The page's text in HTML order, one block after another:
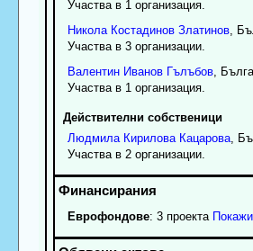
Участва в 1 организация.
Никола Костадинов Златинов,
Участва в 3 организации.
Валентин Иванов Гълъбов,
Участва в 1 организация.
Действителни собственици
Людмила Кирилова Кацарова,
Участва в 2 организации.
Еврофондове: 3 проекта Покажи